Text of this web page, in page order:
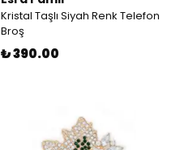
Kristal Taşlı Siyah Renk Telefon
Broş
₺ 390.00